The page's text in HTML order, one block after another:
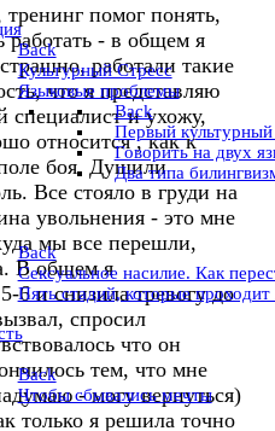
Back
Культурный Стресс
Языковые проблемы
Back
Первый
Говорить на двух
Два типа
Back
Сексуальное насилие. Как
Пять стадий, которые
Back
Чтобы сбывались мечты
помог понять,
работать - в общем я
работали такие
что я представляю
специалист и ухожу,
относится , как к
боя. Душили
Все стояло в груди на
увольнения - это мне
мы все перешли,
В общем я
6 и снизила тревогу до
спросил
что он
тем, что мне
- могу вернуться)
только я решила точно